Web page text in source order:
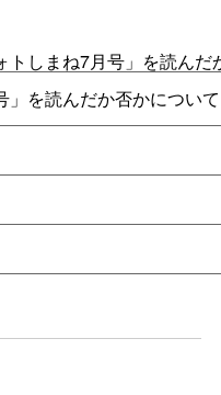
トしまね7月号」を読ん
」を読んだか否かについて